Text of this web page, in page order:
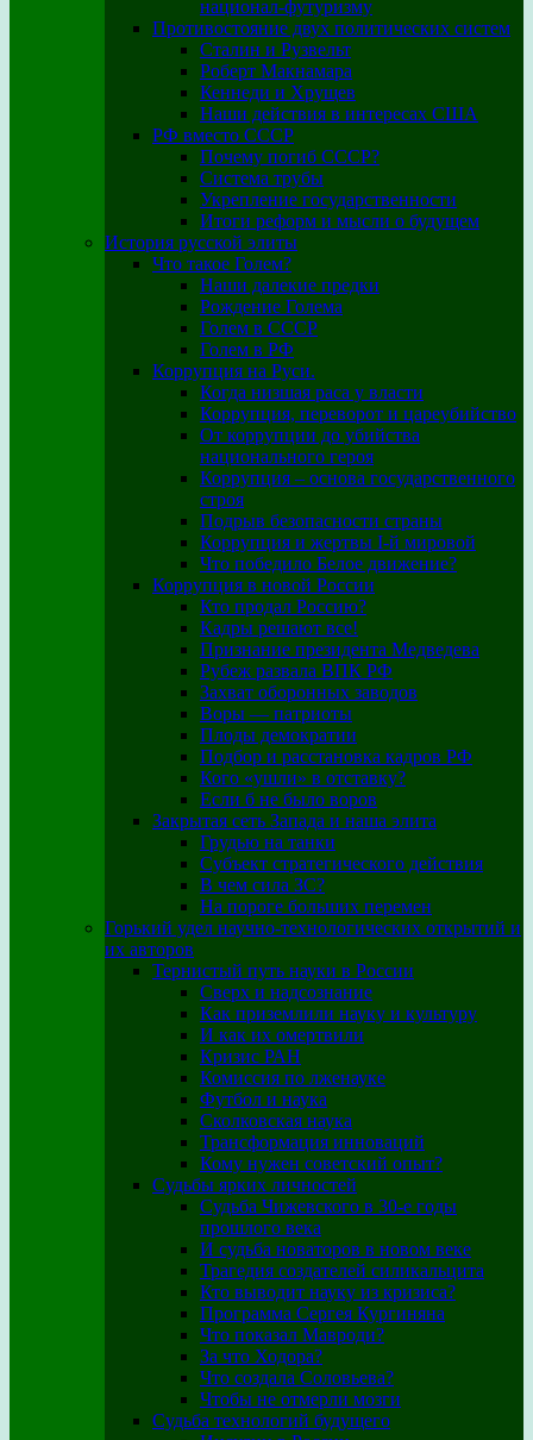
национал-футуризму
Противостояние двух политических систем
Сталин и Рузвельт
Роберт Макнамара
Кеннеди и Хрущев
Наши действия в интересах США
РФ вместо СССР
Почему погиб СССР?
Система трубы
Укрепление государственности
Итоги реформ и мысли о будущем
История русской элиты
Что такое Голем?
Наши далекие предки
Рождение Голема
Голем в СССР
Голем в РФ
Коррупция на Руси.
Когда низшая раса у власти
Коррупция, переворот и цареубийство
От коррупции до убийства
национального героя
Коррупция – основа государственного
строя
Подрыв безопасности страны
Коррупция и жертвы I-й мировой
Что победило Белое движение?
Коррупция в новой России
Кто продал Россию?
Кадры решают все!
Признание президента Медведева
Рубеж развала ВПК РФ
Захват оборонных заводов
Воры — патриоты
Плоды демократии
Подбор и расстановка кадров РФ
Кого «ушли» в отставку?
Если б не было воров
Закрытая сеть Запада и наша элита
Грудью на танки
Субъект стратегического действия
В чем сила ЗС?
На пороге больших перемен
Горький удел научно-технологических открытий и
их авторов
Тернистый путь науки в России
Сверх и надсознание
Как приземлили науку и культуру
И как их омертвили
Кризис РАН
Комиссия по лженауке
Футбол и наука
Сколковская наука
Трансформация инноваций
Кому нужен советский опыт?
Судьбы ярких личностей
Судьба Чижевского в 30-е годы
прошлого века
И судьба новаторов в новом веке
Трагедия создателей силикальцита
Кто выводит науку из кризиса?
Программа Сергея Кургиняна
Что показал Мавроди?
За что Ходора?
Что создала Соловьева?
Чтобы не отмерли мозги
Судьба технологий будущего